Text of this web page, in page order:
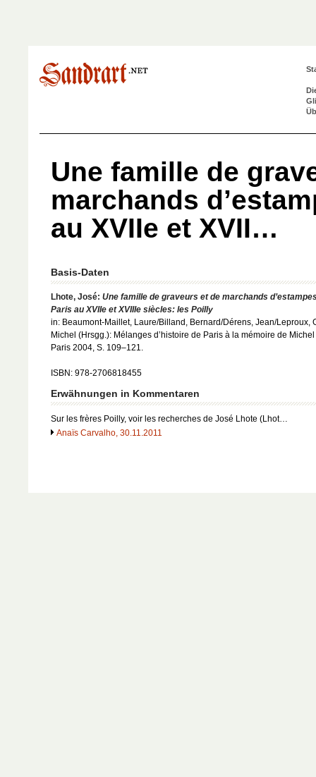
Une famille de
marchands
au XVIIe et XVII…
Basis-Daten
Lhote, José: Une famille de graveurs et de marchands
Paris au XVIIe et XVIIIe siècles: les Poilly
in: Beaumont-Maillet, Laure/Billand, Bernard/Dérens, Jean/Leproux,
Michel (Hrsgg.): Mélanges d’histoire de Paris à la mémoire de Michel
Paris 2004, S. 109–121.
ISBN: 978-2706818455
Erwähnungen in Kommentaren
Sur les frères Poilly, voir les recherches de José Lhote (Lhot…
Anaïs Carvalho, 30.11.2011